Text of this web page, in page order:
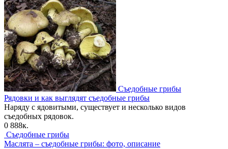
Съедобные грибы
Рядовки и как выглядят съедобные грибы
Наряду с ядовитыми, существует и несколько видов
съедобных рядовок.
0 888к.
Съедобные грибы
Маслята – съедобные грибы: фото, описание